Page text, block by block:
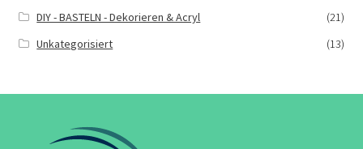
DIY - BASTELN - Dekorieren & Acryl
(21)
Unkategorisiert
(13)